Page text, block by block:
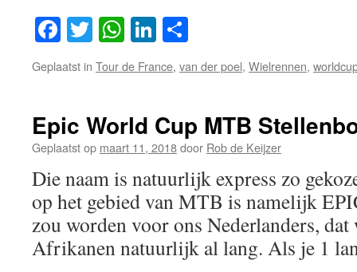
Facebook
TwitterWhatsApp
LinkedIn
Geplaatst in Tour de France, van der poel, Wielrennen,
Epic World Cup MTB
Geplaatst op maart 11, 2018door Rob de Keijzer
Die naam is natuurlijk express zo
op het gebied van MTB is namelijk
zou worden voor ons Nederlanders,
Afrikanen natuurlijk al lang. Als je 1